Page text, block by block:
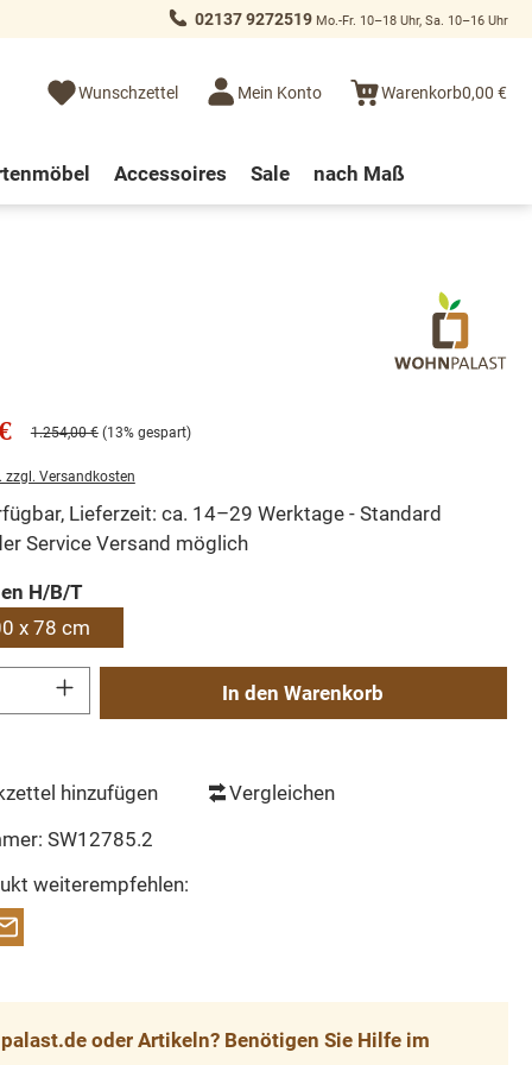
02137 9272519 Mo.-Fr. 10–18 Uhr, Sa. 10–16 Uhr
Wunschzettel Mein Konto Warenkorb0,00 €
Accessoires Sale nach Maß
1.254,00 € (13% gespart)
zzgl. Versandkosten
Lieferzeit: ca. 14–29 Werktage - Standard
Service Versand möglich
H/B/Tauswählen
x 78 cm
den gewünschten Wert ein oder benutze die Schaltflächen um die Anzahl zu
In den Warenkorb
hinzufügen
Vergleichen
SW12785.2
weiterempfehlen:
oder Artikeln? Benötigen Sie Hilfe im